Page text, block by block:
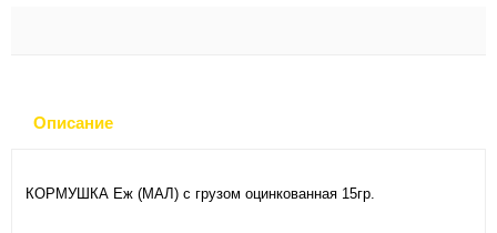
Описание
КОРМУШКА Еж (МАЛ) с грузом оцинкованная 15гр.